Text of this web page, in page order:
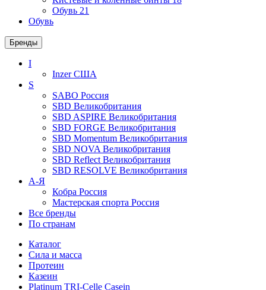
Обувь 21
Обувь
Бренды
I
InzerСША
S
SABO Россия
SBD Великобритания
SBD ASPIRE Великобритания
SBD FORGE Великобритания
SBD Momentum Великобритания
SBD NOVA Великобритания
SBD Reflect Великобритания
SBD RESOLVE Великобритания
А-Я
Кобра Россия
Мастерская спорта Россия
Все бренды
По странам
Каталог
Сила и масса
Протеин
Казеин
Platinum TRI-Celle Casein